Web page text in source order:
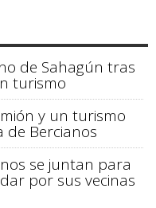
de Sahagún tras
turismo
y un turismo
de Bercianos
se juntan para
por sus vecinas